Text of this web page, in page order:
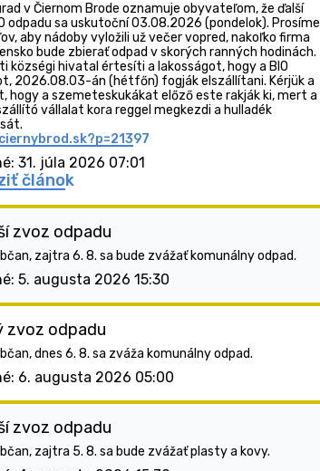
v Čiernom Brode oznamuje obyvateľom, že ďalší
odpadu sa uskutoční 03.08.2026 (pondelok). Prosíme
aby nádoby vyložili už večer vopred, nakoľko firma
bude zbierať odpad v skorých ranných hodinách.
községi hivatal értesíti a lakosságot, hogy a BIO
2026.08.03-án (hétfőn) fogják elszállítani. Kérjük a
hogy a szemeteskukákat előző este rakják ki, mert a
vállalat kora reggel megkezdi a hulladék
31. júla 2026 07:01
článok
zvoz odpadu
zajtra 6. 8. sa bude zvážať komunálny odpad.
5. augusta 2026 15:30
zvoz odpadu
dnes 6. 8. sa zváža komunálny odpad.
6. augusta 2026 05:00
zvoz odpadu
zajtra 5. 8. sa bude zvážať plasty a kovy.